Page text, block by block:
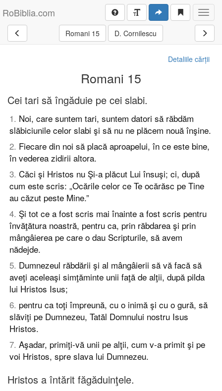
RoBiblia.com
Romani 15 D. Cornilescu
Detaliile cărții
Romani 15
Cei tari să îngăduie pe cei slabi.
1. Noi, care suntem tari, suntem datori să răbdăm
slăbiciunile celor slabi şi să nu ne plăcem nouă înşine.
2. Fiecare din noi să placă aproapelui, în ce este bine,
în vederea zidirii altora.
3. Căci şi Hristos nu Şi-a plăcut Lui însuşi; ci, după
cum este scris: „Ocările celor ce Te ocărăsc pe Tine
au căzut peste Mine.”
4. Şi tot ce a fost scris mai înainte a fost scris pentru
învăţătura noastră, pentru ca, prin răbdarea şi prin
mângâierea pe care o dau Scripturile, să avem
nădejde.
5. Dumnezeul răbdării şi al mângâierii să vă facă să
aveţi aceleaşi simţăminte unii faţă de alţii, după pilda
lui Hristos Isus;
6. pentru ca toţi împreună, cu o inimă şi cu o gură, să
slăviţi pe Dumnezeu, Tatăl Domnului nostru Isus
Hristos.
7. Aşadar, primiţi-vă unii pe alţii, cum v-a primit şi pe
voi Hristos, spre slava lui Dumnezeu.
Hristos a întărit făgăduinţele.